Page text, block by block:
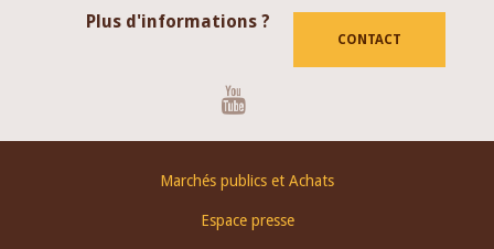
Plus d'informations ?
CONTACT
Marchés publics et Achats
Espace presse